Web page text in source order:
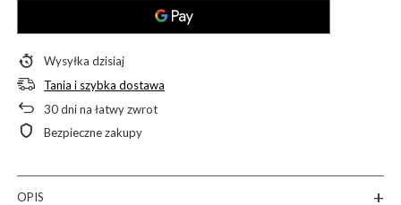
Wysyłkadzisiaj
Tania i szybka dostawa
30dni na łatwy zwrot
Bezpieczne zakupy
OPIS